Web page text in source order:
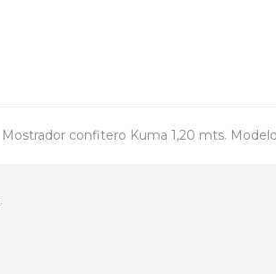
next
Mostrador confitero Kuma 1,20 mts.